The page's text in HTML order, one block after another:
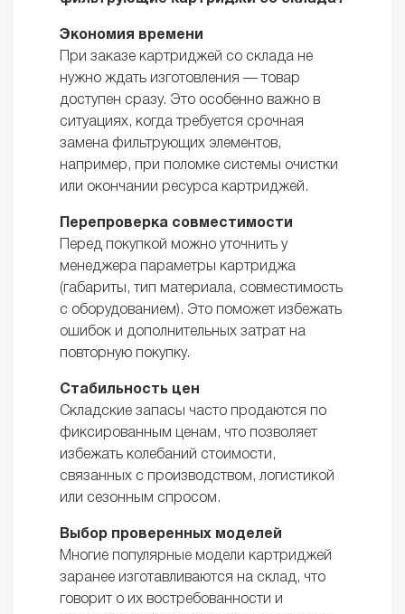
Экономия времени
При заказе картриджей со склада не
нужно ждать изготовления — товар
доступен сразу. Это особенно важно в
ситуациях, когда требуется срочная
замена фильтрующих элементов,
например, при поломке системы очистки
или окончании ресурса картриджей.
Перепроверка совместимости
Перед покупкой можно уточнить у
менеджера параметры картриджа
(габариты, тип материала, совместимость
с оборудованием). Это поможет избежать
ошибок и дополнительных затрат на
повторную покупку.
Стабильность цен
Складские запасы часто продаются по
фиксированным ценам, что позволяет
избежать колебаний стоимости,
связанных с производством, логистикой
или сезонным спросом.
Выбор проверенных моделей
Многие популярные модели картриджей
заранее изготавливаются на склад, что
говорит о их востребованности и